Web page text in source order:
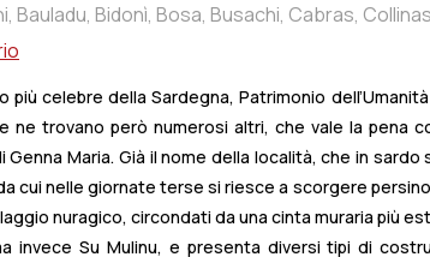
Bauladu, Bidonì, Bosa, Busachi, Cabras,
PauliArbarei,Paulilatino, Pompu,RiolaSardo,
Sennariolo,Serramanna,Serrenti,Serri,Setzu,
Villanova Truschedu,Villanovaforru,
celebre della Sardegna, Patrimonio
ne trovano però numerosi altri, che vale la pena
Maria. Già il nome della località, che in sardo
cui nelle giornate terse si riesce a scorgere
nuragico, circondati da una cinta muraria più
invece Su Mulinu, e presenta diversi tipi di